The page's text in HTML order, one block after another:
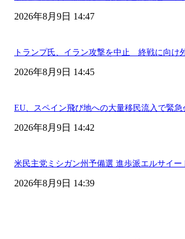
2026年8月9日 14:47
トランプ氏、イラン攻撃を中止 終戦に向け
2026年8月9日 14:45
EU、スペイン飛び地への大量移民流入で緊
2026年8月9日 14:42
米民主党ミシガン州予備選 進歩派エルサイー
2026年8月9日 14:39